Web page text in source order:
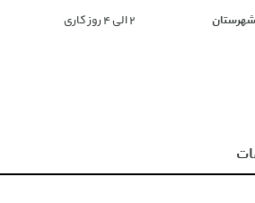
۲ الی ۴ روز کاری